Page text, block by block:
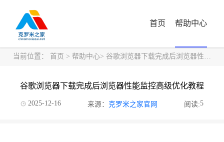
首页 帮助中心
当前位置： 首页 > 帮助中心> 谷歌浏览器下载完成后浏览器性能监控高级优化教程
谷歌浏览器下载完成后浏览器性能监控高级优化教程
2025-12-16 来源： 克罗米之家官网 阅读:5